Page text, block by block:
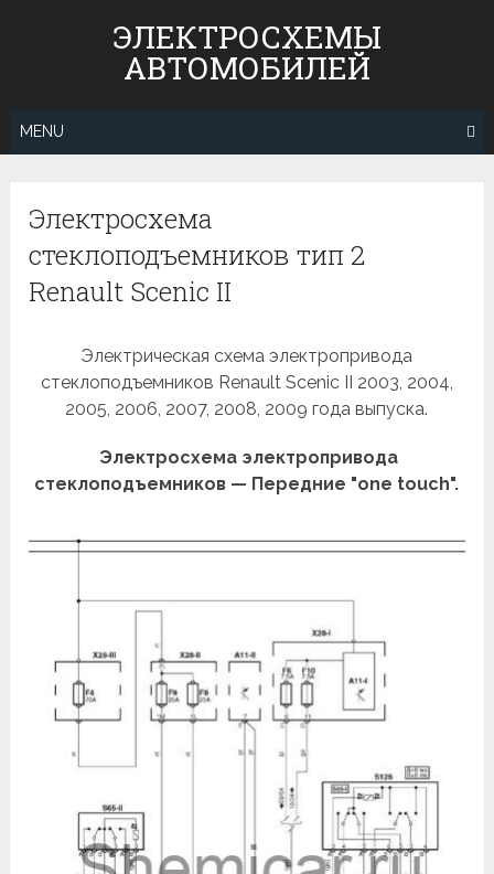
ЭЛЕКТРОСХЕМЫ
АВТОМОБИЛЕЙ
MENU
Электросхема
стеклоподъемников тип 2
Renault Scenic II
Электрическая схема электропривода
стеклоподъемников Renault Scenic II 2003, 2004,
2005, 2006, 2007, 2008, 2009 года выпуска.
Электросхема электропривода
стеклоподъемников — Передние "one touch".